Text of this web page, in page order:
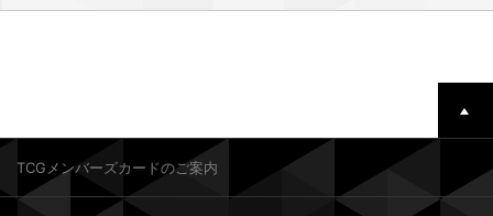
TCGメンバーズカードのご案内